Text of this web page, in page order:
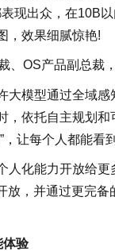
现出众，在10B
，效果细腻惊艳!
、OS产品副总裁
大模型通过全域
，依托自主规划
让每个人都能看
人化能力开放给
，并通过更完
体验